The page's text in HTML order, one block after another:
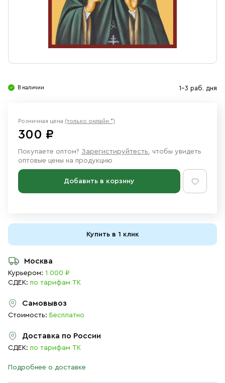
Ювелирные изделия
В наличии 1-3 раб. дня
Розничная цена (только онлайн *)
300 ₽
Покупаете оптом? Зарегистируйтесть, чтобы увидеть
оптовые цены на продукцию
Добавить в корзину
Купить в 1 клик
Москва
Курьером: 1 000 ₽
СДЕК: по тарифам ТК
Самовывоз
Стоимость: Бесплатно
Доставка по России
СДЕК: по тарифам ТК
Подробнее о доставке